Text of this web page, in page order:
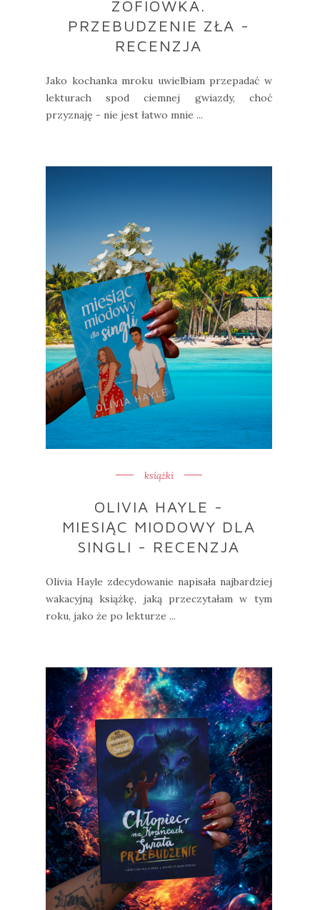
ZOFIÓWKA.
PRZEBUDZENIE ZŁA -
RECENZJA
Jako kochanka mroku uwielbiam przepadać w
lekturach spod ciemnej gwiazdy, choć
przyznaję - nie jest łatwo mnie ...
książki
OLIVIA HAYLE -
MIESIĄC MIODOWY DLA
SINGLI - RECENZJA
Olivia Hayle zdecydowanie napisała najbardziej
wakacyjną książkę, jaką przeczytałam w tym
roku, jako że po lekturze ...